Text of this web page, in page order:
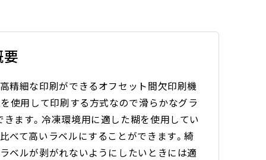
精細な印刷ができるオフセット間欠印刷機
使用して印刷する方式なので滑らかなグラ
ます。冷凍環境用に適した糊を使用してい
べて高いラベルにすることができます。綺
ベルが剥がれないようにしたいときには適